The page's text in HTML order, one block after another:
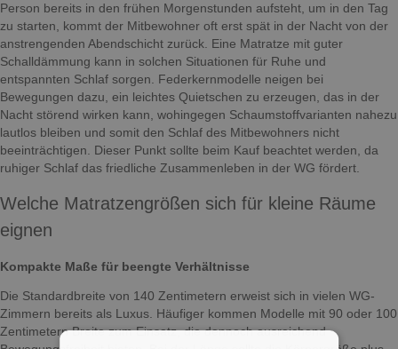
Person bereits in den frühen Morgenstunden aufsteht, um in den Tag
zu starten, kommt der Mitbewohner oft erst spät in der Nacht von der
anstrengenden Abendschicht zurück. Eine Matratze mit guter
Schalldämmung kann in solchen Situationen für Ruhe und
entspannten Schlaf sorgen. Federkernmodelle neigen bei
Bewegungen dazu, ein leichtes Quietschen zu erzeugen, das in der
Nacht störend wirken kann, wohingegen Schaumstoffvarianten nahezu
lautlos bleiben und somit den Schlaf des Mitbewohners nicht
beeinträchtigen. Dieser Punkt sollte beim Kauf beachtet werden, da
ruhiger Schlaf das friedliche Zusammenleben in der WG fördert.
Welche Matratzengrößen sich für kleine Räume
eignen
Kompakte Maße für beengte Verhältnisse
Die Standardbreite von 140 Zentimetern erweist sich in vielen WG-
Zimmern bereits als Luxus. Häufiger kommen Modelle mit 90 oder 100
Zentimetern Breite zum Einsatz, die dennoch ausreichend